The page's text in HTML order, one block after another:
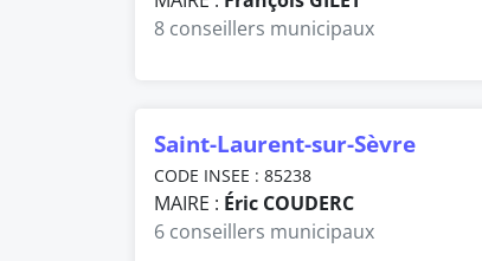
8 conseillers municipaux
Saint-Laurent-sur-Sèvre
CODE INSEE : 85238
MAIRE : Éric COUDERC
6 conseillers municipaux